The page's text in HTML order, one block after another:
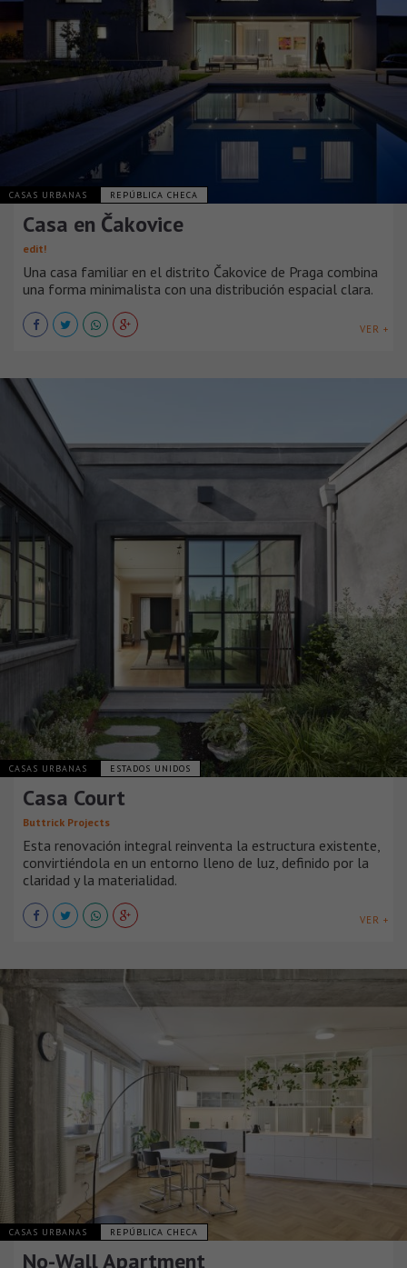
CASAS URBANAS REPÚBLICA CHECA
Casa en Čakovice
edit!
Una casa familiar en el distrito Čakovice de Praga combina
una forma minimalista con una distribución espacial clara.
VER +
CASAS URBANAS ESTADOS UNIDOS
Casa Court
Buttrick Projects
Esta renovación integral reinventa la estructura existente,
convirtiéndola en un entorno lleno de luz, definido por la
claridad y la materialidad.
VER +
CASAS URBANAS REPÚBLICA CHECA
No-Wall Apartment